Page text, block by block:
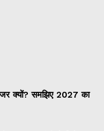
क्यों? समझिए 2027 का